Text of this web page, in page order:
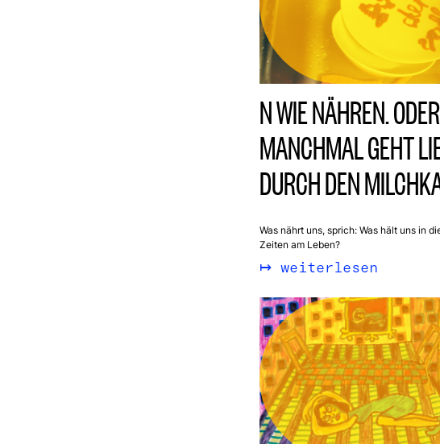
N WIE NÄHREN.
MANCHMAL GEHT
DURCH DEN
Was nährt uns, sprich: Was hält uns in
Zeiten am Leben?
weiterlesen